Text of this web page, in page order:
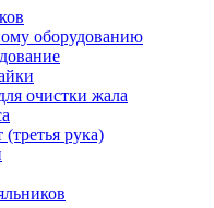
оборудованию
очистки жала
рука)